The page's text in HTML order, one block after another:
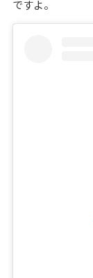
ですよ。